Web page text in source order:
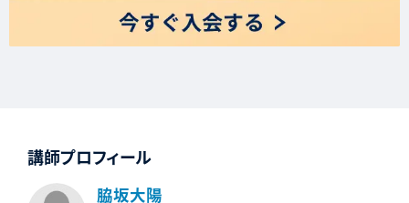
講師プロフィール
脇坂大陽